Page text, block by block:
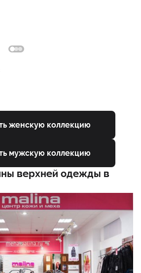
женскую коллекцию
мужскую коллекцию
верхней одежды в